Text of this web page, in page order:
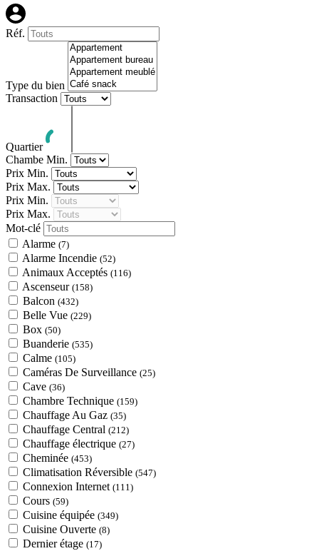
Réf.
Type du bien
Transaction
Quartier
Chambe Min.
Prix Min.
Prix Max.
Prix Min.
Prix Max.
Mot-clé
Alarme (7)
Alarme Incendie (52)
Animaux Acceptés (116)
Ascenseur (158)
Balcon (432)
Belle Vue (229)
Box (50)
Buanderie (535)
Calme (105)
Caméras De Surveillance (25)
Cave (36)
Chambre Technique (159)
Chauffage Au Gaz (35)
Chauffage Central (212)
Chauffage électrique (27)
Cheminée (453)
Climatisation Réversible (547)
Connexion Internet (111)
Cours (59)
Cuisine équipée (349)
Cuisine Ouverte (8)
Dernier étage (17)